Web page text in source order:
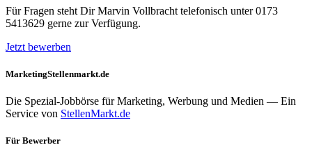
Für Fragen steht Dir Marvin Vollbracht telefonisch unter 0173
5413629 gerne zur Verfügung.
Jetzt bewerben
MarketingStellenmarkt.de
Die Spezial-Jobbörse für Marketing, Werbung und Medien — Ein
Service von StellenMarkt.de
Für Bewerber